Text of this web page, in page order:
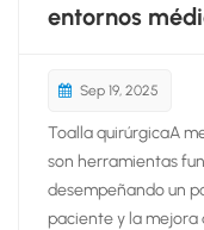
entornos
Sep 19, 2025
Toalla quirúrgicaA
son herramientas
desempeñando un
paciente y la mejora